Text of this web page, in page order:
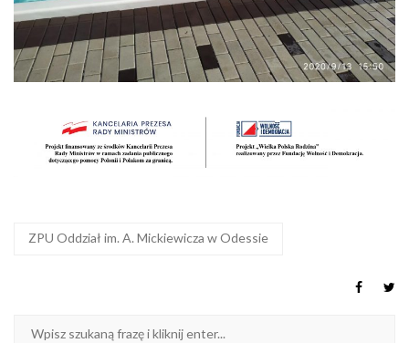
ZPU Oddział im. A. Mickiewicza w Odessie